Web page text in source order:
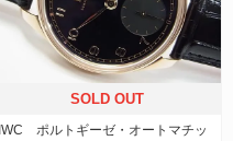
SOLD OUT
IWC ポルトギーゼ・オートマチッ